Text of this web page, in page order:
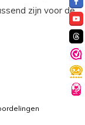
zijn voor de